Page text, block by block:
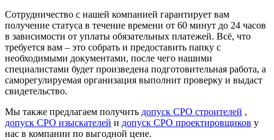
Сотрудничество с нашей компанией гарантирует вам
получение статуса в течение времени от 60 минут до 24 часов
в зависимости от уплаты обязательных платежей. Всё, что
требуется вам – это собрать и предоставить папку с
необходимыми документами, после чего нашими
специалистами будет произведена подготовительная работа, а
саморегулируемая организация выполнит проверку и выдаст
свидетельство.
Мы также предлагаем получить допуск СРО строителей ,
допуск СРО изыскателей и допуск СРО проектировщиков у
нас в компании по выгодной цене.